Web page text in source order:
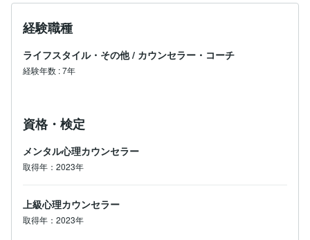
逆に自信をつけるだけで、これらの事は解消すると言っ
しかし、自信をつけただけでは、どのように行動すれば
良いのかという部分までは見えてこないかと思います。
てきても自分で解決していける能力をつけること。
ココナラのサービス上、単発でしかサポートできないの
ですが、その分気軽に試してみてくれればと思います。
最後まで読んで頂きありがとうございます。
今回書いた「自信を持つ」という事がわかっただけで、
悩み解決できる人もたくさん見てきましたので
経験職種
ライフスタイル・その他 / カウンセラー・コーチ
経験年数 :7年
資格・検定
メンタル心理カウンセラー
取得年：2023年
上級心理カウンセラー
取得年：2023年